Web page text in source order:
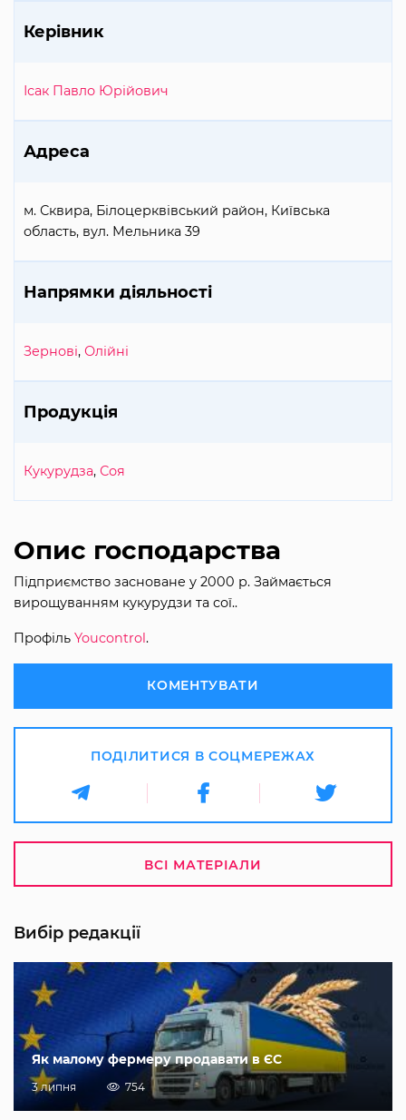
Керівник
Ісак Павло Юрійович
Адреса
м. Сквира, Білоцерквівський район, Київська
область, вул. Мельника 39
Напрямки діяльності
Зернові, Олійні
Продукція
Кукурудза, Соя
Опис господарства
Підприємство засноване у 2000 р. Займається
вирощуванням кукурудзи та сої..
Профіль Youcontrol.
КОМЕНТУВАТИ
ПОДІЛИТИСЯ В СОЦМЕРЕЖАХ
ВСІ МАТЕРІАЛИ
Вибір редакції
Як малому фермеру продавати в ЄС
3 липня 754